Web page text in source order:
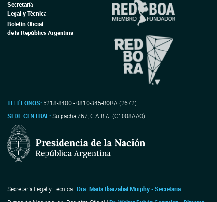
Secretaría
Legal y Técnica
Boletín Oficial
de la República Argentina
TELÉFONOS: 5218-8400 - 0810-345-BORA (2672)
SEDE CENTRAL:Suipacha 767, C.A.B.A. (C1008AAO)
Secretaría Legal y Técnica | Dra. María Ibarzabal Murphy - Secretaria